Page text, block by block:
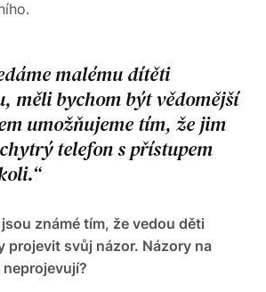
malému dítěti
měli bychom být vědomější
umožňujeme tím, že jim
telefon s přístupem
známé tím, že vedou děti
projevit svůj názor. Názory na